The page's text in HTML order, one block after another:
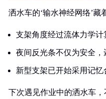
洒水车的‘输水神经网络’藏
支架角度经过流体力学
夜间反光条不仅为安全
新型支架已开始采用记
下次遇见作业中的洒水车，